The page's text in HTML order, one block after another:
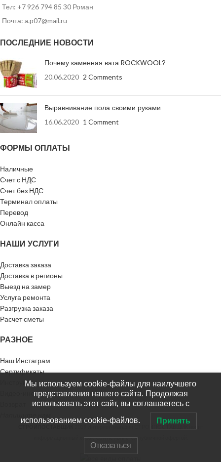
Вид кромки
Лист имеет
ГВЛВ-
ГОСТ Р 51829-2001
Количество на
Количество (
вместимость)
поддонов в
машина 20 т – 11
производитель
Количество на
Количество
поддонов в
Тел: +7 926 794 85 30 Роман
Почта: a.p07@mail.ru
ПОСЛЕДНИЕ НОВОСТИ
Почему каменная вата ROCKWOOL?
20.06.2020 2 Comments
Выравнивание пола своими руками
16.06.2020 1 Comment
ФОРМЫ ОПЛАТЫ
Наличные
Счет с НДС
Счет без НДС
Терминал оплаты
Перевод
Онлайн касса
НАШИ УСЛУГИ
Доставка заказа
Доставка в регионы
Выезд на замер
Услуга ремонта
Разгрузка заказа
Расчет сметы
РАЗНОЕ
Наш Инстаграм
Сертификаты
Инструкции
Видео-инструкции
2019 Интернет-магазин СТРОЙПОСТАВЩИК носит
информационный характер и не является публичной офертой.
Мы используем cookie-файлы для наилучшего
представления нашего сайта. Продолжая
использовать этот сайт, вы соглашаетесь с
использованием cookie-файлов. Принять
Отказаться